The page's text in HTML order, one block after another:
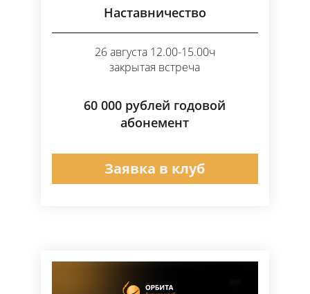
Наставничество
26 августа 12.00-15.00ч
закрытая встреча
60 000 рублей годовой
абонемент
Заявка в клуб